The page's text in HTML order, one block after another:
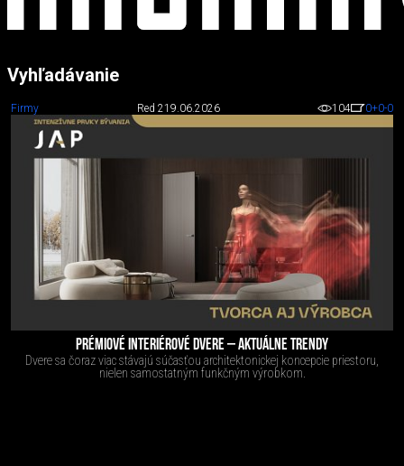
Vyhľadávanie
Firmy Red 219.06.2026 104 0+0-0
PRÉMIOVÉ INTERIÉROVÉ DVERE – AKTUÁLNE TRENDY
Dvere sa čoraz viac stávajú súčasťou architektonickej koncepcie priestoru,
nielen samostatným funkčným výrobkom.